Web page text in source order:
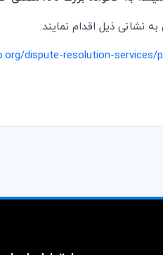
به نشانی ذیل اقدام نمایند:
dispute-resolution-